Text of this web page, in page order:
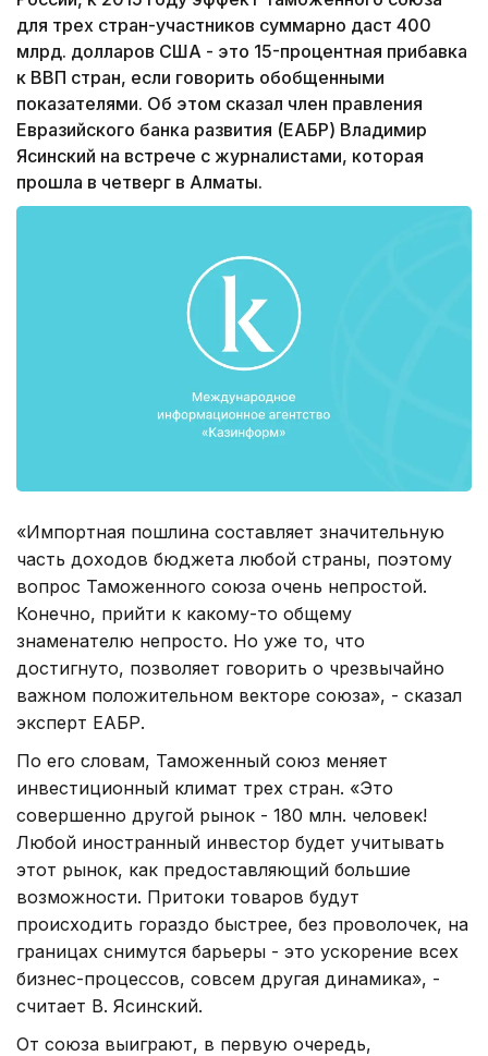
для трех стран-участников суммарно даст 400
млрд. долларов США - это 15-процентная прибавка
к ВВП стран, если говорить обобщенными
показателями. Об этом сказал член правления
Евразийского банка развития (ЕАБР) Владимир
Ясинский на встрече с журналистами, которая
прошла в четверг в Алматы.
«Импортная пошлина составляет значительную
часть доходов бюджета любой страны, поэтому
вопрос Таможенного союза очень непростой.
Конечно, прийти к какому-то общему
знаменателю непросто. Но уже то, что
достигнуто, позволяет говорить о чрезвычайно
важном положительном векторе союза», - сказал
эксперт ЕАБР.
По его словам, Таможенный союз меняет
инвестиционный климат трех стран. «Это
совершенно другой рынок - 180 млн. человек!
Любой иностранный инвестор будет учитывать
этот рынок, как предоставляющий большие
возможности. Притоки товаров будут
происходить гораздо быстрее, без проволочек, на
границах снимутся барьеры - это ускорение всех
бизнес-процессов, совсем другая динамика», -
считает В. Ясинский.
От союза выиграют, в первую очередь,